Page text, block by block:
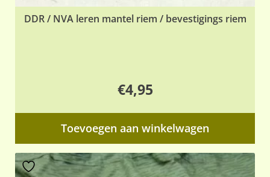
DDR / NVA leren mantel riem / bevestigings riem
€4,95
Toevoegen aan winkelwagen